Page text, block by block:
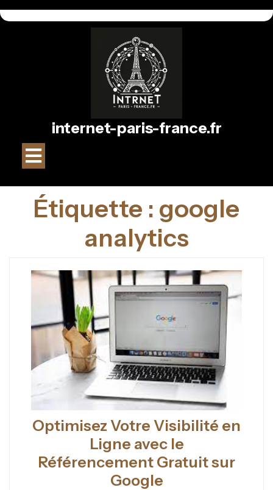
au
internet-paris-france.fr
Ouvrir
Étiquette : google
analytics
Optimisez Votre Visibilité en
Ligne avec le
Référencement Gratuit sur
Google